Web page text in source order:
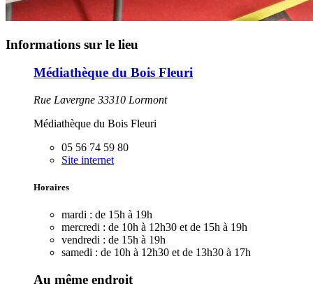
Informations sur le lieu
Médiathèque du Bois Fleuri
Rue Lavergne 33310 Lormont
Médiathèque du Bois Fleuri
05 56 74 59 80
Site internet
Horaires
mardi : de 15h à 19h
mercredi : de 10h à 12h30 et de 15h à 19h
vendredi : de 15h à 19h
samedi : de 10h à 12h30 et de 13h30 à 17h
Au même endroit